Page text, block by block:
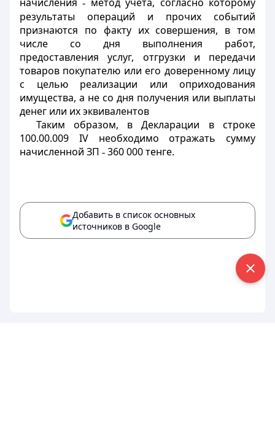
-
результаты операций и прочих событий
признаются по факту их совершения, в том
числе со дня выполнения работ,
предоставления услуг, отгрузки и передачи
товаров покупателю или его доверенному лицу
с целью реализации или оприходования
имущества, а не со дня получения или выплаты
денег или их эквивалентов
Таким образом, в Декларации в строке
100.00.009 IV необходимо отражать сумму
начисленной ЗП - 360 000 тенге.
Добавить в список основных
источников в Google